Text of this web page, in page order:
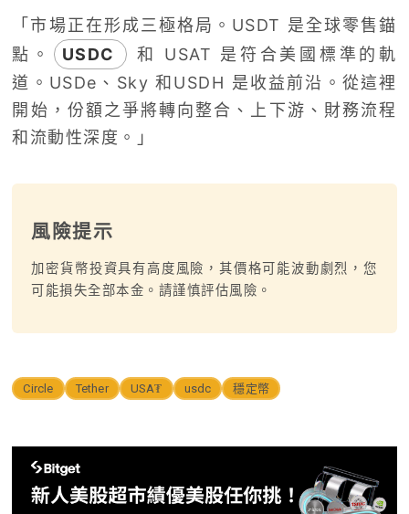
「市場正在形成三極格局。USDT 是全球零售錨
點。
USDC
和 USAT 是符合美國標準的軌
道。USDe、Sky 和USDH 是收益前沿。從這裡
開始，份額之爭將轉向整合、上下游、財務流程
和流動性深度。」
風險提示
加密貨幣投資具有高度風險，其價格可能波動劇烈，您
可能損失全部本金。請謹慎評估風險。
Circle Tether USA₮ usdc 穩定幣